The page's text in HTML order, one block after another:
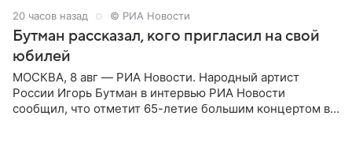
20 часов назад © РИА Новости
Бутман рассказал, кого пригласил на свой
юбилей
МОСКВА, 8 авг — РИА Новости. Народный артист
России Игорь Бутман в интервью РИА Новости
сообщил, что отметит 65-летие большим концертом в